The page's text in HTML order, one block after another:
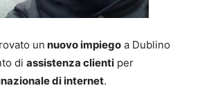
un nuovo impiego a Dublino
di assistenza clienti per
di internet.